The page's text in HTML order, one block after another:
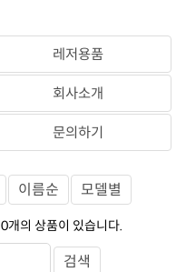
레저용품
회사소개
문의하기
이름순
모델별
0개의 상품이 있습니다.
검색